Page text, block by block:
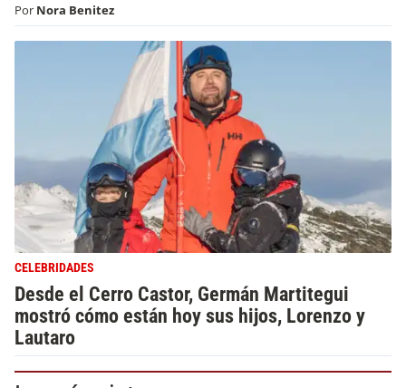
Por Nora Benitez
CELEBRIDADES
Desde el Cerro Castor, Germán Martitegui
mostró cómo están hoy sus hijos, Lorenzo y
Lautaro